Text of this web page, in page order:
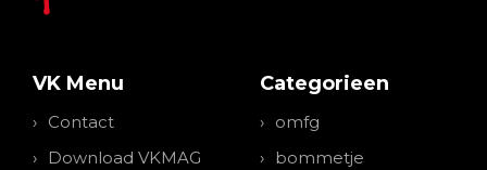
VK Menu
Contact
Download VKMAG
Categorieen
omfg
bommetje